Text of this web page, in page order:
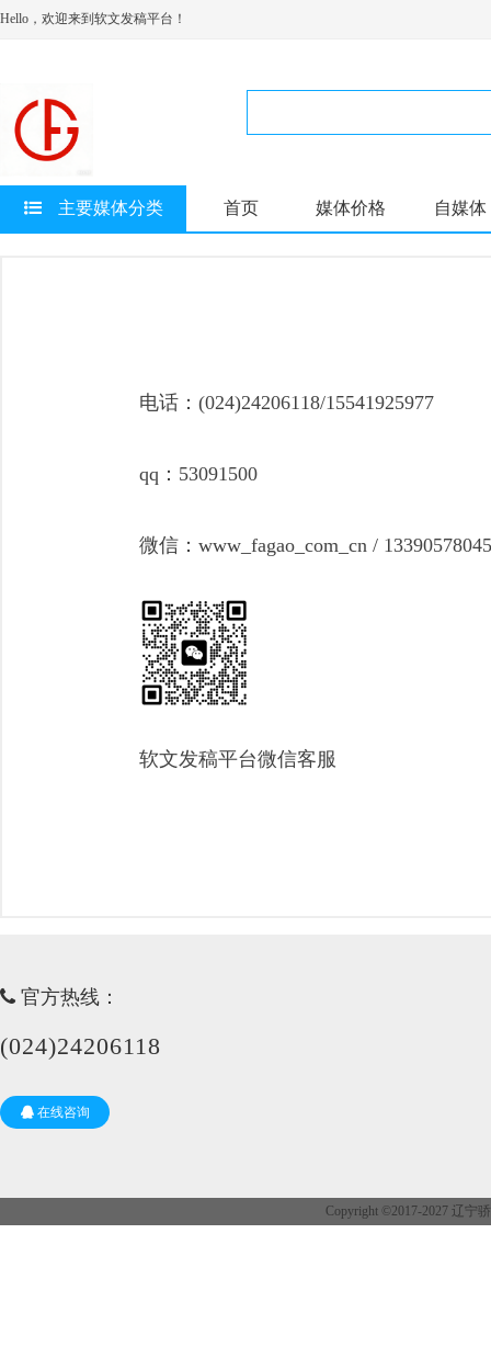
Hello，欢迎来到软文发稿平台！
主要媒体分类 首页 媒体价格 自媒体
电话：(024)24206118/15541925977
qq：53091500
微信：www_fagao_com_cn / 13390578045
软文发稿平台微信客服
官方热线：
(024)24206118
在线咨询
Copyright ©2017-2027 辽宁